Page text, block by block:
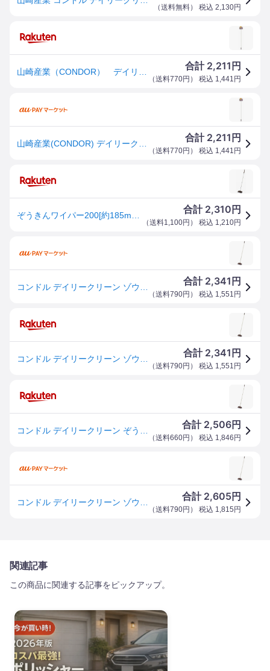
（送料無料） 税込 2,130円
合計 2,211 円
（送料770円 ） 税込 1,441 円
合計 2,211 円
（送料770円 ） 税込 1,441 円
合計 2,310 円
（送料1,100円 ） 税込 1,210円
合計 2,341 円
（送料790円 ） 税込 1,551 円
合計 2,341 円
（送料790円 ） 税込 1,551 円
合計 2,506円
（送料660円 ） 税込 1,846 円
合計 2,605円
（送料790円 ） 税込 1,815 円
関連記事
この商品に関連する記事をピックアップ。